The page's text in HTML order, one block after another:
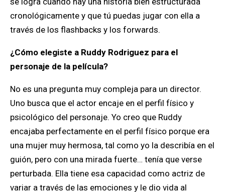
cronológicamente y que tú puedas jugar con ella a
través de los flashbacks y los forwards.
¿Cómo elegiste a Ruddy Rodriguez para el
personaje de la película?
No es una pregunta muy compleja para un director.
Uno busca que el actor encaje en el perfil físico y
psicológico del personaje. Yo creo que Ruddy
encajaba perfectamente en el perfil físico porque era
una mujer muy hermosa, tal como yo la describía en el
guión, pero con una mirada fuerte… tenía que verse
perturbada. Ella tiene esa capacidad como actriz de
variar a través de las emociones y le dio vida al